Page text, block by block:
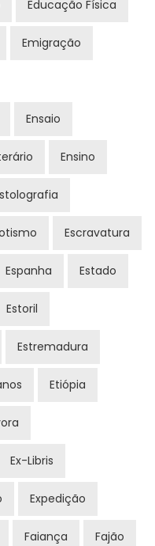
Educação Física
Emigração
Ensaio
Ensino
Escravatura
Espanha Estado
Estoril
Estremadura
Etiópia
Ex-Libris
Expedição
Faiança Fajão